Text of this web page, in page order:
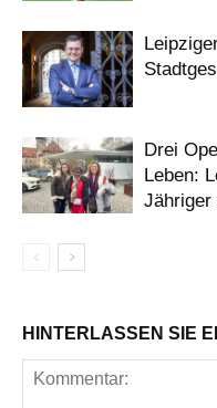
Drei
Leben:
Jähriger
HINTERLASSEN SIE